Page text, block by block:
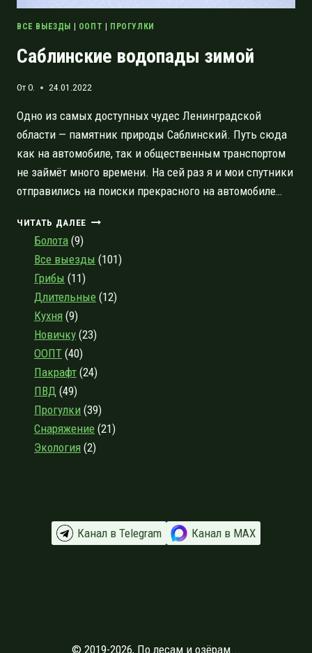
ВСЕ ВЫЕЗДЫ | ООПТ | ПРОГУЛКИ
Саблинские водопады зимой
ОтO. 24.01.2022
Одно из самых доступных чудес Ленинградской
области — памятник природы Саблинский. Путь сюда
как на автомобиле, так и общественным транспортом
не займёт много времени. На сей раз я и мои спутники
отправились на поиски прекрасного на автомобиле…
ЧИТАТЬ ДАЛЕЕ САБЛИНСКИЕ
Болота (9)
Все выезды (101)
Грибы (11)
Длительные (12)
Кухня (9)
Новичку (23)
ООПТ (40)
Пакрафт (24)
ПВД (49)
Прогулки (39)
Снаряжение (21)
Экология (2)
Канал в Telegram Канал в МАХ
© 2019-2026, По лесам и озёрам...